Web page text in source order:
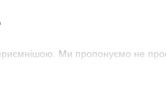
Ми пропонуємо не